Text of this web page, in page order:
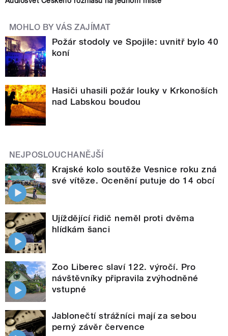
MOHLO BY VÁS ZAJÍMAT
Požár stodoly ve Spojile: uvnitř bylo 40
koní
Hasiči uhasili požár louky v Krkonoších
nad Labskou boudou
NEJPOSLOUCHANĚJŠÍ
Krajské kolo soutěže Vesnice roku zná
své vítěze. Ocenění putuje do 14 obcí
Ujíždějící řidič neměl proti dvěma
hlídkám šanci
Zoo Liberec slaví 122. výročí. Pro
návštěvníky připravila zvýhodněné
vstupné
Jablonečtí strážníci mají za sebou
perný závěr července